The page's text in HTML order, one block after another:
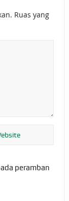
Ruas yang
peramban